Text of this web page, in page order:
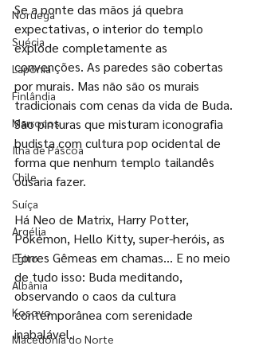
Noruega
Suécia
Lapônia
Finlândia
Marrocos
Ilha de Páscoa
Chile
Suíça
Argélia
Egito
Albânia
Kosovo
Macedônia do Norte
Se a ponte das mãos já quebra
expectativas, o interior do templo
explode completamente as
convenções. As paredes são cobertas
por murais. Mas não são os murais
tradicionais com cenas da vida de Buda.
São pinturas que misturam iconografia
budista com cultura pop ocidental de
forma que nenhum templo tailandês
ousaria fazer.
Há Neo de Matrix, Harry Potter,
Pokémon, Hello Kitty, super-heróis, as
Torres Gêmeas em chamas... E no meio
de tudo isso: Buda meditando,
observando o caos da cultura
contemporânea com serenidade
inabalável.